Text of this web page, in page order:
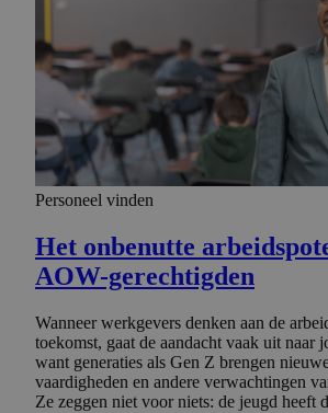
Personeel vinden
Het onbenutte
AOW-gerechtigden
Wanneer werkgevers denken aan de
toekomst, gaat de aandacht vaak uit naar
want generaties als Gen Z brengen
vaardigheden en andere verwachtingen
Ze zeggen niet voor niets: de jeugd heeft